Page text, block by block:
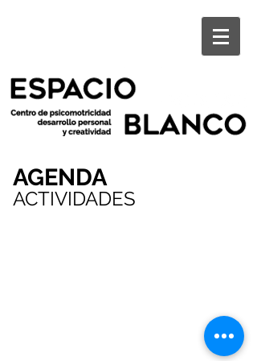
AGENDA
ACTIVIDADES